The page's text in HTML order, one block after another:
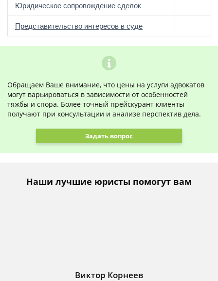
Юридическое сопровождение сделок
Представительство интересов в суде
Обращаем Ваше внимание, что цены на услуги адвокатов
могут варьироваться в зависимости от особенностей
тяжбы и спора. Более точный прейскурант клиенты
получают при консультации и анализе перспектив дела.
Задать вопрос
Наши лучшие юристы помогут вам
Виктор Корнеев